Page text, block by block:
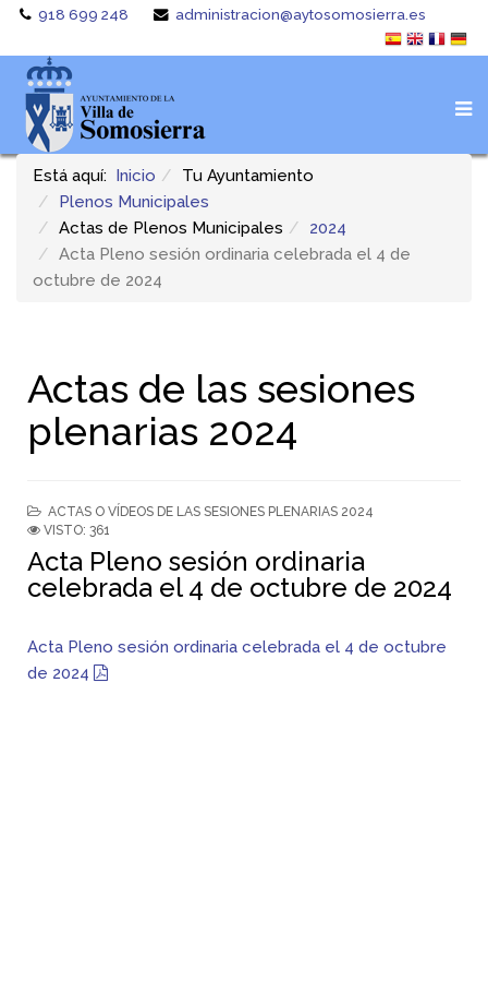
918 699 248 administracion@aytosomosierra.es
Está aquí: Inicio
Tu Ayuntamiento
Plenos Municipales
Actas de Plenos Municipales
2024
Acta Pleno sesión ordinaria celebrada el 4 de
octubre de 2024
Actas de las sesiones
plenarias 2024
ACTAS O VÍDEOS DE LAS SESIONES PLENARIAS 2024
VISTO: 361
Acta Pleno sesión ordinaria
celebrada el 4 de octubre de 2024
Acta Pleno sesión ordinaria celebrada el 4 de octubre
de 2024